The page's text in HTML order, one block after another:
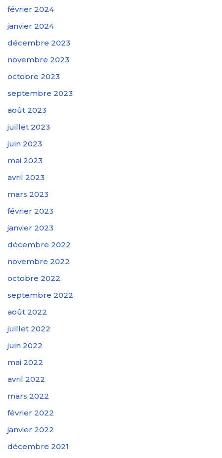
février 2024
janvier 2024
décembre 2023
novembre 2023
octobre 2023
septembre 2023
août 2023
juillet 2023
juin 2023
mai 2023
avril 2023
mars 2023
février 2023
janvier 2023
décembre 2022
novembre 2022
octobre 2022
septembre 2022
août 2022
juillet 2022
juin 2022
mai 2022
avril 2022
mars 2022
février 2022
janvier 2022
décembre 2021